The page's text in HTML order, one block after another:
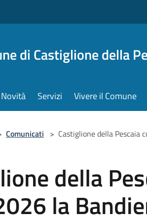
di Castiglione della
Novità Servizi Vivere il Comune
Comunicati > Castiglione della Pescaia
della
la